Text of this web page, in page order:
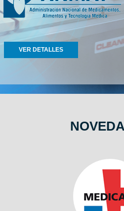
VER DETALLES